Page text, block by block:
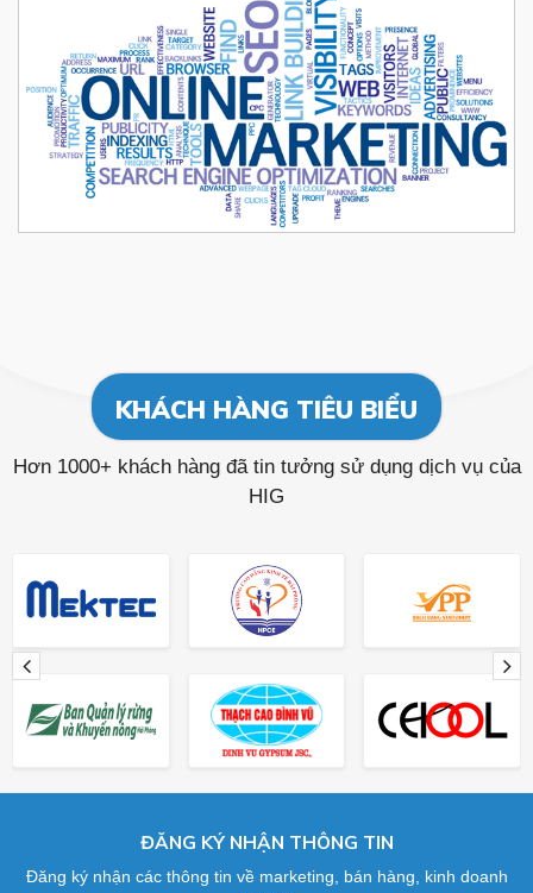
KHÁCH HÀNG TIÊU BIỂU
Hơn 1000+ khách hàng đã tin tưởng sử dụng dịch vụ của
HIG
ĐĂNG KÝ NHẬN THÔNG TIN
Đăng ký nhận các thông tin về marketing, bán hàng, kinh doanh